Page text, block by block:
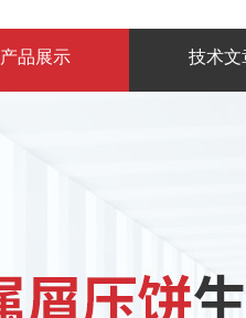
产品展示 技术文